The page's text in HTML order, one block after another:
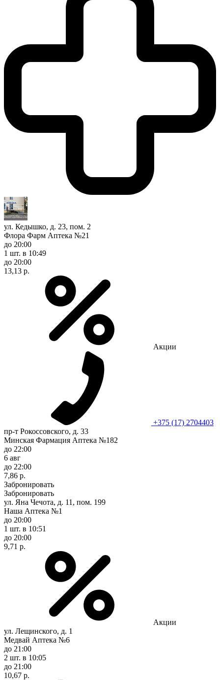
ул. Кедышко, д. 23, пом. 2
Флора Фарм Аптека №21
до 20:00
1 шт. в 10:49
до 20:00
13,13 р.
Акции
+375 (17) 2704403
пр-т Рокоссовского, д. 33
Минская Фармация Аптека №182
до 22:00
6 авг
до 22:00
7,86 р.
Забронировать
Забронировать
ул. Яна Чечота, д. 11, пом. 199
Наша Аптека №1
до 20:00
1 шт. в 10:51
до 20:00
9,71 р.
Акции
ул. Лещинского, д. 1
Медвай Аптека №6
до 21:00
2 шт. в 10:05
до 21:00
10,67 р.